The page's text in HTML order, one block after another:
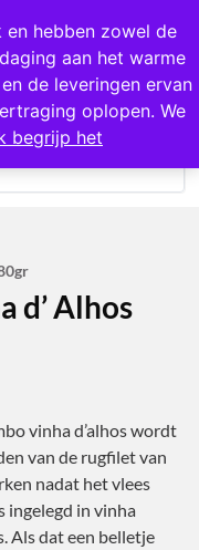
hebben zowel de
aan het warme
de leveringen ervan
oplopen. We
begrijp het
voorraad
0
d’ Alhos
vinha d’alhos wordt
van de rugfilet van
nadat het vlees
ingelegd in vinha
Als dat een belletje